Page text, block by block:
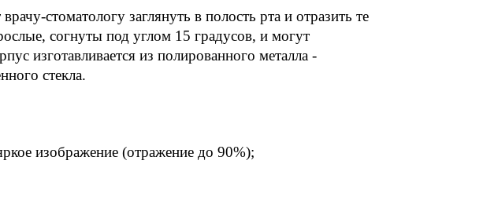
стоматологу заглянуть в полость рта и отразить те
согнуты под углом 15 градусов, и могут
изготавливается из полированного металла -
стекла.
изображение (отражение до 90%);